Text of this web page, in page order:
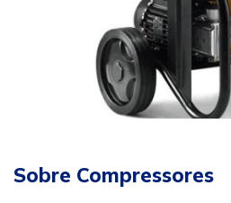
Sobre Compressores